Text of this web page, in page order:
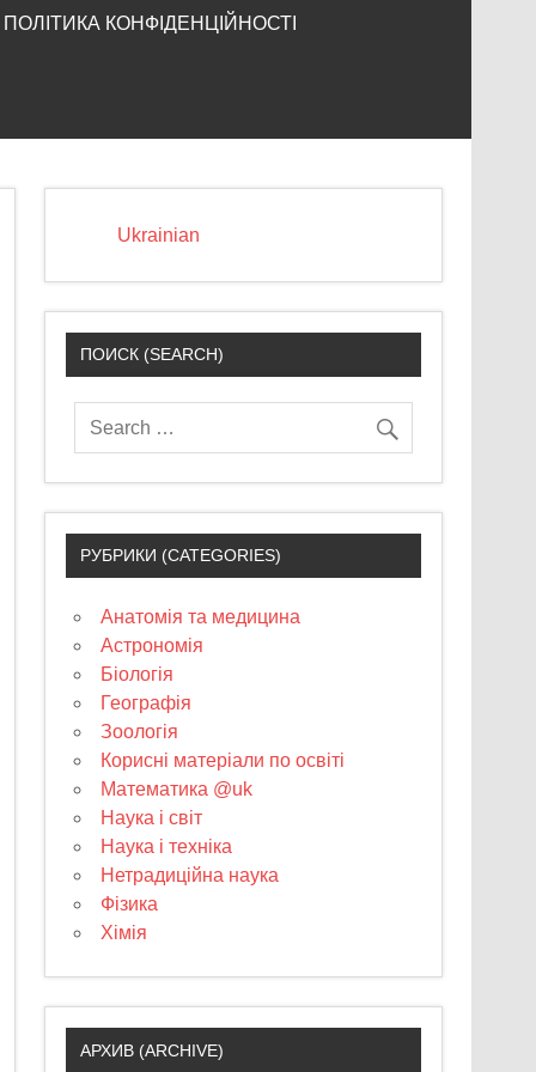
ПОЛІТИКА КОНФІДЕНЦІЙНОСТІ
Ukrainian
ПОИСК (SEARCH)
РУБРИКИ (CATEGORIES)
Анатомія та медицина
Астрономія
Біологія
Географія
Зоологія
Корисні матеріали по освіті
Математика @uk
Наука і світ
Наука і техніка
Нетрадиційна наука
Фізика
Хімія
АРХИВ (ARCHIVE)